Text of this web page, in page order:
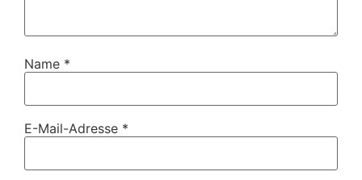
Name *
E-Mail-Adresse *